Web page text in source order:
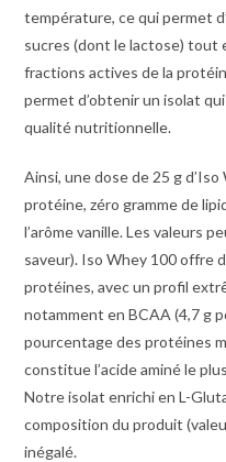
température, ce qui permet
sucres (dont le lactose) tout
fractions actives de la
permet d’obtenir un isolat
qualité nutritionnelle.
Ainsi, une dose de 25 g
protéine, zéro gramme de
l’arôme vanille. Les valeurs
saveur). Iso Whey 100 offre
protéines, avec un profil
notamment en BCAA (4,7 g
pourcentage des protéines
constitue l’acide aminé le
Notre isolat enrichi en L-
composition du produit
inégalé.